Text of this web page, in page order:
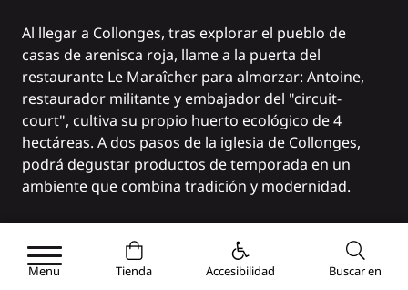
Al llegar a Collonges, tras explorar el pueblo de
casas de arenisca roja, llame a la puerta del
restaurante Le Maraîcher para almorzar: Antoine,
restaurador militante y embajador del "circuit-
court", cultiva su propio huerto ecológico de 4
hectáreas. A dos pasos de la iglesia de Collonges,
podrá degustar productos de temporada en un
ambiente que combina tradición y modernidad.
Una vez saciado, regrese a Brive y deténgase en
Turenne
, uno de los pueblos más bellos de Francia,
que conserva toda su autenticidad. Descubra el
Menu Tienda Accesibilidad Buscar en